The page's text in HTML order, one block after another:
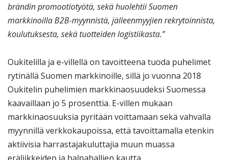
brändin promootiotyötä, sekä huolehtii Suomen
markkinoilla B2B-myynnistä, jälleenmyyjien rekrytoinnista,
koulutuksesta, sekä tuotteiden logistiikasta.”
Oukitelilla ja e-villellä on tavoitteena tuoda puhelimet
rytinällä Suomen markkinoille, sillä jo vuonna 2018
Oukitelin puhelimien markkinaosuudeksi Suomessa
kaavaillaan jo 5 prosenttia. E-villen mukaan
markkinaosuuksia pyritään voittamaan sekä vahvalla
myynnillä verkkokaupoissa, että tavoittamalla etenkin
aktiivisia harrastajakuluttajia muun muassa
eräliikkeiden ja halpahallien kautta.